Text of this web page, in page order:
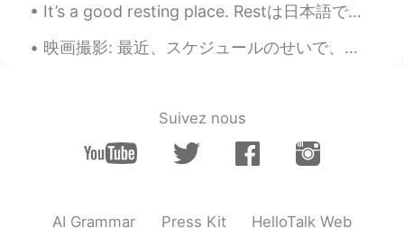
Splendid ! I love your fantastic pictures.
Holmes.KShinichi 2020.11.12 13:14
Liz Mogollon 2020.11.12 13:08
It’s a good resting place. Restは日本語で何？お兄さんは北側の窓の前にこの丸いソファがある。ゆっくりで本読んだり昼寝したりゴロゴロする。安静に良い場所だ。 ス...
映画撮影: 最近、スケジュールのせいで、ここで何も書いてませんでした｡ 毎日、午前3時から午後7時までの勤務時間です｡ 仕事が終わったらホテルに帰って、晩御飯を食べたりして、早速寝ます｡ 湖...
Suivez nous
AI Grammar Press Kit HelloTalk Web